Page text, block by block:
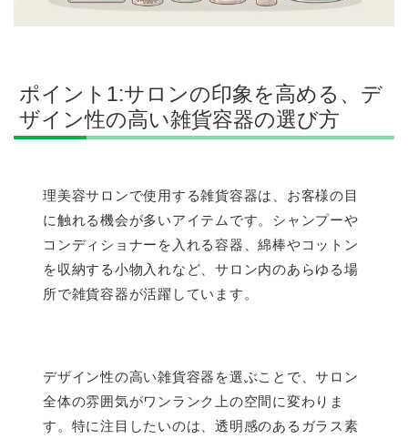
ポイント1:サロンの印象を高める、デ
ザイン性の高い雑貨容器の選び方
理美容サロンで使用する雑貨容器は、お客様の目
に触れる機会が多いアイテムです。シャンプーや
コンディショナーを入れる容器、綿棒やコットン
を収納する小物入れなど、サロン内のあらゆる場
所で雑貨容器が活躍しています。
デザイン性の高い雑貨容器を選ぶことで、サロン
全体の雰囲気がワンランク上の空間に変わりま
す。特に注目したいのは、透明感のあるガラス素